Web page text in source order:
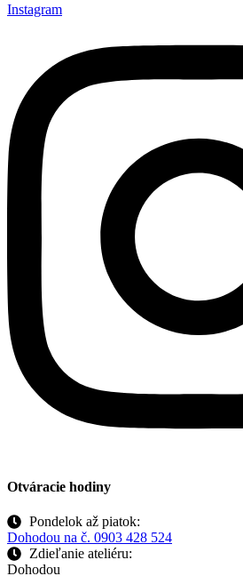
Instagram
Otváracie hodiny
Pondelok až piatok:
Dohodou na č. 0903 428 524
Zdieľanie ateliéru:
Dohodou